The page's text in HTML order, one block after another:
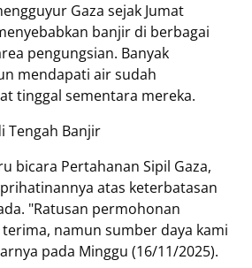
Gaza sejak Jumat
banjir di berbagai
pengungsian. Banyak
mendapati air sudah
tinggal sementara mereka.
Tengah Banjir
bicara Pertahanan Sipil Gaza,
atas keterbatasan
"Ratusan permohonan
namun sumber daya kami
pada Minggu (16/11/2025).